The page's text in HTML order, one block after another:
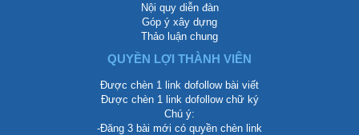
Nội quy diễn đàn
Góp ý xây dựng
Thảo luận chung
QUYỀN LỢI THÀNH VIÊN
Được chèn 1 link dofollow bài viết
Được chèn 1 link dofollow chữ ký
Chú ý:
-Đăng 3 bài mới có quyền chèn link